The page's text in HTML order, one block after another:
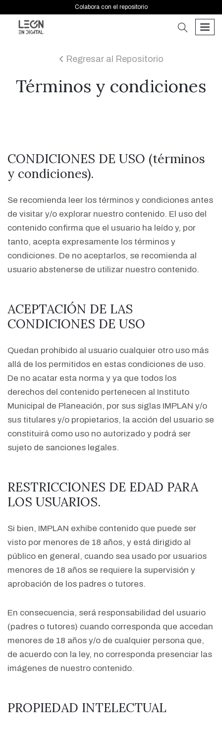
Colabora con el repositorio
buscar
icon
Regresar al Repositorio
Términos y condiciones
CONDICIONES DE USO (términos
y condiciones).
Se recomienda leer los términos y condiciones antes
de visitar y/o explorar nuestro contenido. El uso del
contenido confirma que el usuario ha leído y, por
tanto, acepta expresamente los términos y
condiciones. De no aceptarlos, se recomienda al
usuario abstenerse de utilizar nuestro contenido.
ACEPTACIÓN DE LAS
CONDICIONES DE USO
Quedan prohibido al usuario cualquier otro uso más
allá de los permitidos en estas condiciones de uso.
De no acatar esta norma y ya que todos los
derechos del contenido pertenecen al Instituto
Municipal de Planeación, por sus siglas IMPLAN y/o
sus titulares y/o propietarios, la acción del usuario se
constituirá como uso no autorizado y podrá ser
sujeto de sanciones legales.
RESTRICCIONES DE EDAD PARA
LOS USUARIOS.
Si bien, IMPLAN exhibe contenido que puede ser
visto por menores de 18 años, y está dirigido al
público en general, cuando sea usado por usuarios
menores de 18 años se requiere la supervisión y
aprobación de los padres o tutores.
En consecuencia, será responsabilidad del usuario
(padres o tutores) cuando corresponda que accedan
menores de 18 años y/o de cualquier persona que,
de acuerdo con la ley, no corresponda presenciar las
imágenes de nuestro contenido.
PROPIEDAD INTELECTUAL